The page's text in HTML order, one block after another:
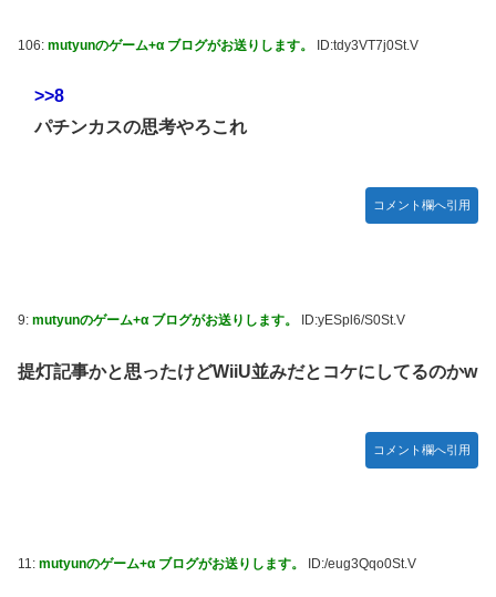
106: mutyunのゲーム+α ブログがお送りします。 ID:tdy3VT7j0St.V
>>8
パチンカスの思考やろこれ
コメント欄へ引用
9: mutyunのゲーム+α ブログがお送りします。 ID:yESpl6/S0St.V
提灯記事かと思ったけどWiiU並みだとコケにしてるのかw
コメント欄へ引用
11: mutyunのゲーム+α ブログがお送りします。 ID:/eug3Qqo0St.V